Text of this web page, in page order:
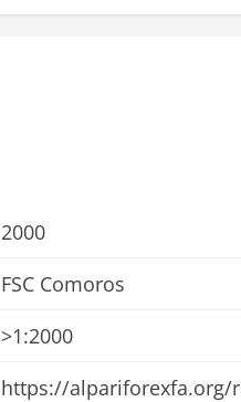
2000
FSC Comoros
>1:2000
https://